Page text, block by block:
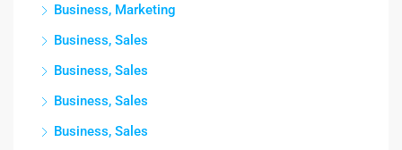
Business, Marketing
Business, Sales
Business, Sales
Business, Sales
Business, Sales